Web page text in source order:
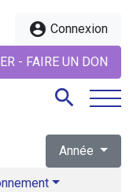
account_circle Connexion
- FAIRE UN DON
search
Année